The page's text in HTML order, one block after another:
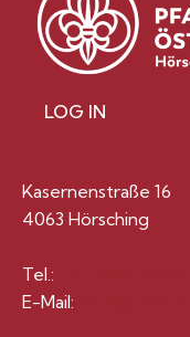
LOG IN
Kasernenstraße 16
4063 Hörsching
Tel.:
E-Mail: